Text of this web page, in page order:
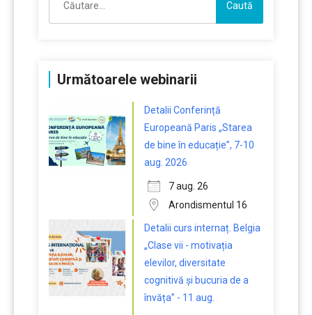
după:
Următoarele webinarii
Detalii Conferință
Europeană Paris „Starea
de bine în educație”, 7-10
aug. 2026
7 aug. 26
Arondismentul 16
Detalii curs internaț. Belgia
„Clase vii - motivația
elevilor, diversitate
cognitivă și bucuria de a
învăța” - 11 aug.